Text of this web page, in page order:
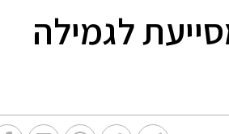
לגמילה